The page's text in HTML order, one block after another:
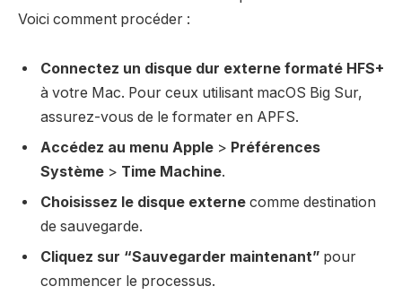
Voici comment procéder :
Connectez un disque dur externe formaté HFS+
à votre Mac. Pour ceux utilisant macOS Big Sur,
assurez-vous de le formater en APFS.
Accédez au menu Apple > Préférences
Système > Time Machine.
Choisissez le disque externe comme destination
de sauvegarde.
Cliquez sur “Sauvegarder maintenant” pour
commencer le processus.